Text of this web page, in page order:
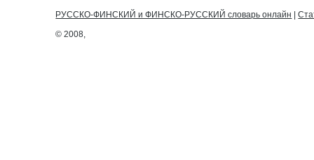
РУССКО-ФИНСКИЙ и ФИНСКО-РУССКИЙ словарь онлайн |
© 2008,